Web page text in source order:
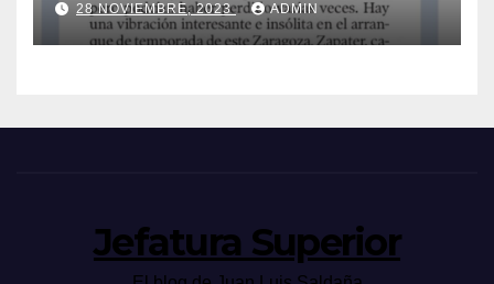
28 NOVIEMBRE, 2023 ADMIN
Jefatura Superior